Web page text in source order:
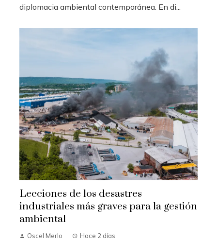
diplomacia ambiental contemporánea. En di...
Lecciones de los desastres
industriales más graves para la gestión
ambiental
Oscel Merlo Hace 2 días